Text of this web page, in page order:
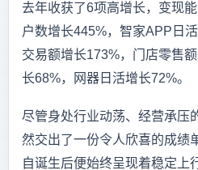
去年收获了6项高增长，变现
户数增长445%，智家APP日
交易额增长173%，门店零售
长68%，网器日活增长72%。
尽管身处行业动荡、经营承压
然交出了一份令人欣喜的成绩
自诞生后便始终呈现着稳定上